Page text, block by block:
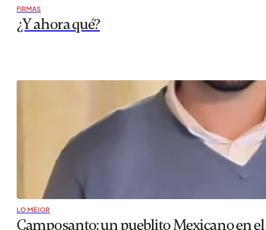
FIRMAS
¿Y ahora qué?
LO MEJOR
Camposanto: un pueblito Mexicano en